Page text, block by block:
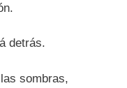
detrás.
sombras,